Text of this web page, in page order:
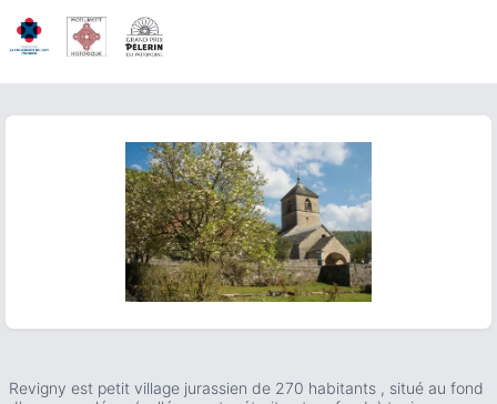
Revigny est petit village jurassien de 270 habitants , situé au fond